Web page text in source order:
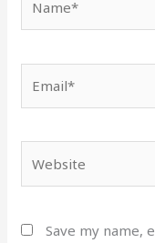
Save my name,